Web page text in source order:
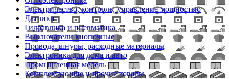
Электричество, контроль, управление мощностью
Датчики
Гидравлика и пневматика
Выключатели кнопочные
Провода, шнуры, расходные материалы
Электроника для дома и авто
Промышленная мебель
Комплектующие и прочие товары